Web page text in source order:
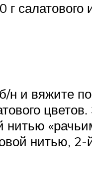
салатового
н и вяжите
нитью,